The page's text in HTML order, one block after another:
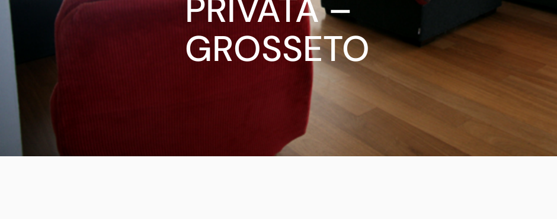
PRIVATA –
GROSSETO